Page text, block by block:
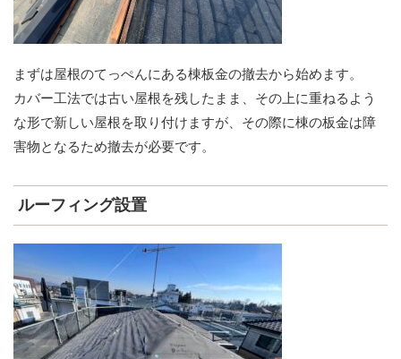
まずは屋根のてっぺんにある棟板金の撤去から始めます。
カバー工法では古い屋根を残したまま、その上に重ねるよう
な形で新しい屋根を取り付けますが、その際に棟の板金は障
害物となるため撤去が必要です。
ルーフィング設置